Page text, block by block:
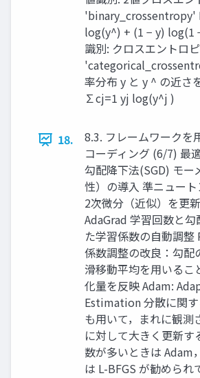
'binary_crossentropy'
log(y^) + (1 − y) log(1
識別: クロスエントロ
率分布 y と y ^ の近さ
∑cj=1 yj log(y^j ) ​ ​ ​ ​
18.
8.3. フレームワークを
コーディング (6/7) 最
勾配降下法(SGD) モー
性）の導入 準ニュー
2次微分（近似）を更
AdaGrad 学習回数と
た学習係数の自動調整
係数調整の改良：勾配
滑移動平均を用いるこ
化量を反映 Adam:
Estimation 分散に関
も用いて，まれに観測
に対して大きく更新す
数が多いときは Adam
は L-BFGS が勧められ